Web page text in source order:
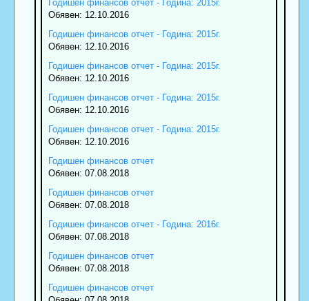
Годишен финансов отчет - Година: 2015г.
Обявен: 12.10.2016
Годишен финансов отчет - Година: 2015г.
Обявен: 12.10.2016
Годишен финансов отчет - Година: 2015г.
Обявен: 12.10.2016
Годишен финансов отчет - Година: 2015г.
Обявен: 12.10.2016
Годишен финансов отчет - Година: 2015г.
Обявен: 12.10.2016
Годишен финансов отчет
Обявен: 07.08.2018
Годишен финансов отчет
Обявен: 07.08.2018
Годишен финансов отчет - Година: 2016г.
Обявен: 07.08.2018
Годишен финансов отчет
Обявен: 07.08.2018
Годишен финансов отчет